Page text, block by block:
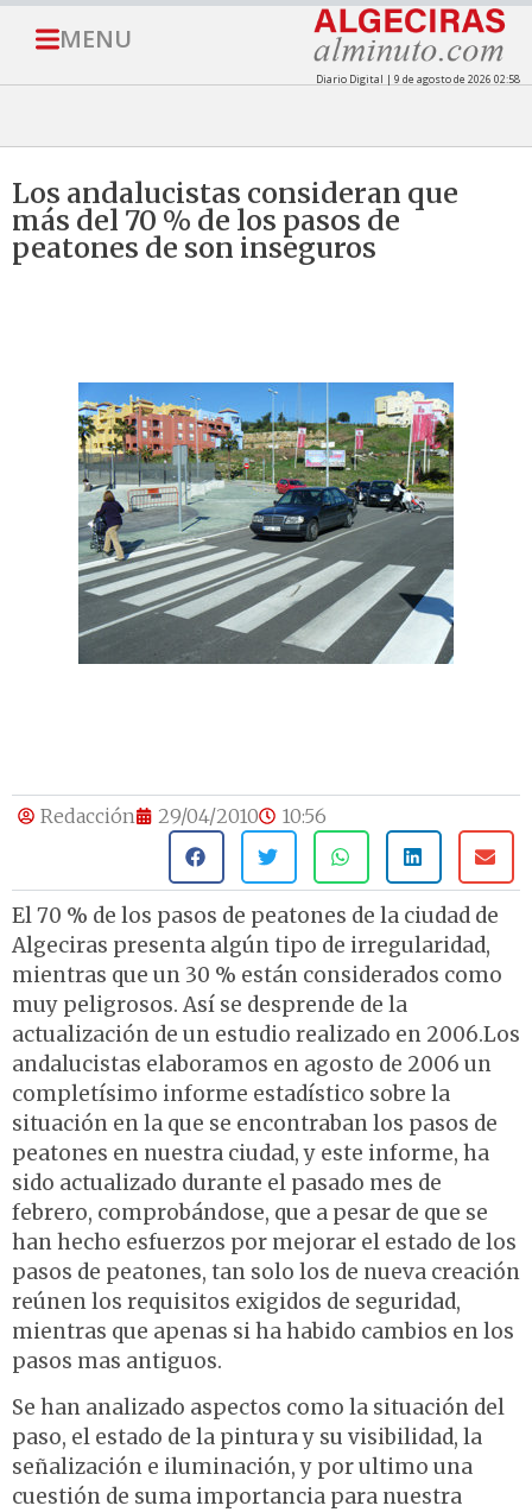
MENU
Diario Digital | 9 de agosto de 2026 02:58
Los andalucistas consideran que
más del 70 % de los pasos de
peatones de son inseguros
Redacción 29/04/2010 10:56
El 70 % de los pasos de peatones de la ciudad de
Algeciras presenta algún tipo de irregularidad,
mientras que un 30 % están considerados como
muy peligrosos. Así se desprende de la
actualización de un estudio realizado en 2006.Los
andalucistas elaboramos en agosto de 2006 un
completísimo informe estadístico sobre la
situación en la que se encontraban los pasos de
peatones en nuestra ciudad, y este informe, ha
sido actualizado durante el pasado mes de
febrero, comprobándose, que a pesar de que se
han hecho esfuerzos por mejorar el estado de los
pasos de peatones, tan solo los de nueva creación
reúnen los requisitos exigidos de seguridad,
mientras que apenas si ha habido cambios en los
pasos mas antiguos.
Se han analizado aspectos como la situación del
paso, el estado de la pintura y su visibilidad, la
señalización e iluminación, y por ultimo una
cuestión de suma importancia para nuestra